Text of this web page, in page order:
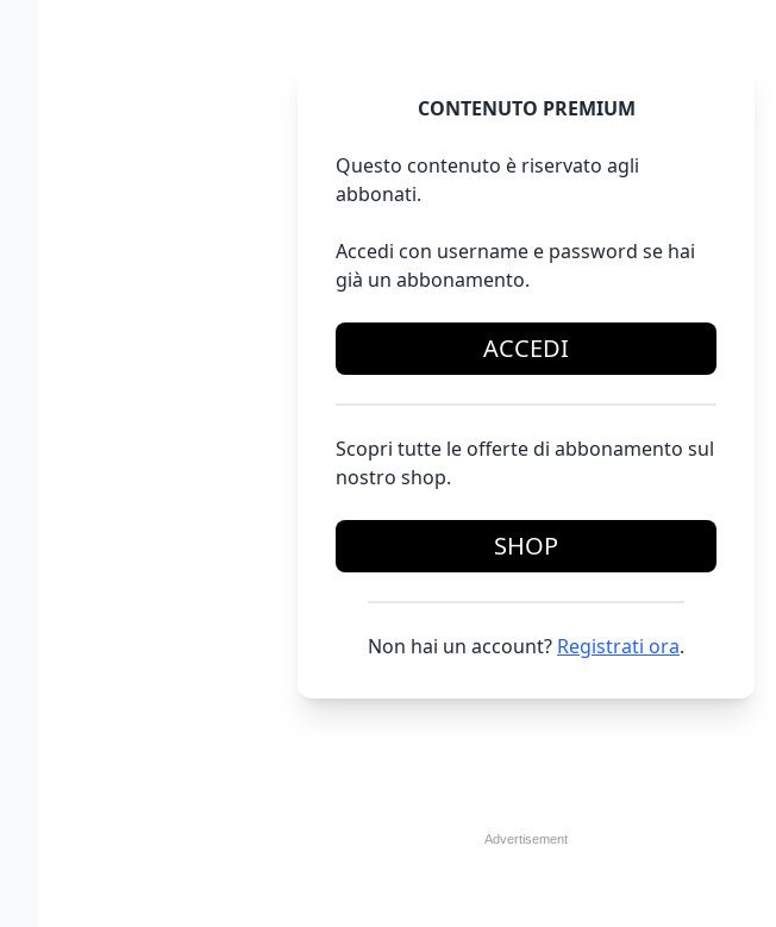
CONTENUTO PREMIUM
Questo contenuto è riservato agli
abbonati.
Accedi con username e password se hai
già un abbonamento.
ACCEDI
Scopri tutte le offerte di abbonamento sul
nostro shop.
SHOP
Non hai un account? Registrati ora.